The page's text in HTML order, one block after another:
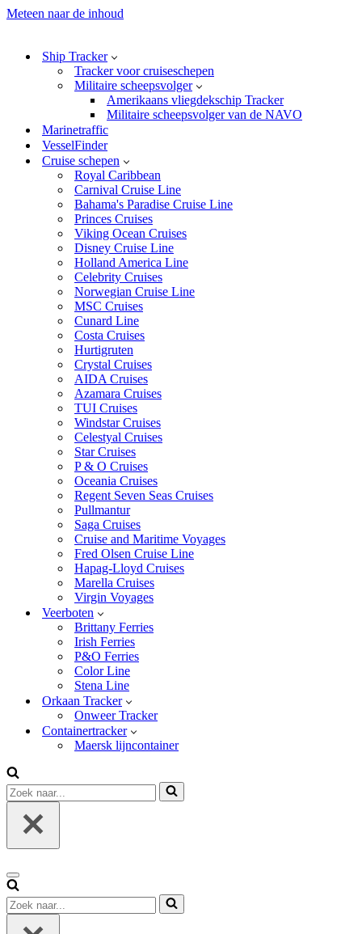
Meteen naar de inhoud
Ship Tracker
Tracker voor cruiseschepen
Militaire scheepsvolger
Amerikaans vliegdekschip Tracker
Militaire scheepsvolger van de NAVO
Marinetraffic
VesselFinder
Cruise schepen
Royal Caribbean
Carnival Cruise Line
Bahama's Paradise Cruise Line
Princes Cruises
Viking Ocean Cruises
Disney Cruise Line
Holland America Line
Celebrity Cruises
Norwegian Cruise Line
MSC Cruises
Cunard Line
Costa Cruises
Hurtigruten
Crystal Cruises
AIDA Cruises
Azamara Cruises
TUI Cruises
Windstar Cruises
Celestyal Cruises
Star Cruises
P & O Cruises
Oceania Cruises
Regent Seven Seas Cruises
Pullmantur
Saga Cruises
Cruise and Maritime Voyages
Fred Olsen Cruise Line
Hapag-Lloyd Cruises
Marella Cruises
Virgin Voyages
Veerboten
Brittany Ferries
Irish Ferries
P&O Ferries
Color Line
Stena Line
Orkaan Tracker
Onweer Tracker
Containertracker
Maersk lijncontainer
Zoek
naar...
Navigatie
Menu
Zoek
naar...